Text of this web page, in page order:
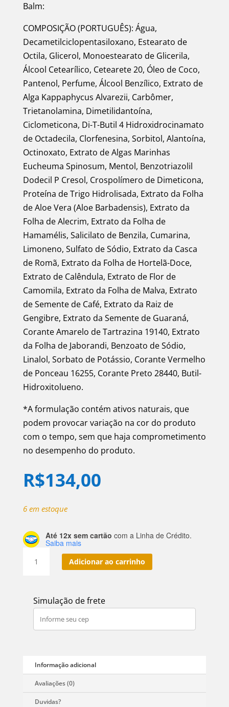
Balm:
COMPOSIÇÃO (PORTUGUÊS): Água,
Decametilciclopentasiloxano, Estearato de
Octila, Glicerol, Monoestearato de Glicerila,
Álcool Cetearílico, Cetearete 20, Óleo de Coco,
Pantenol, Perfume, Álcool Benzílico, Extrato de
Alga Kappaphycus Alvarezii, Carbômer,
Trietanolamina, Dimetilidantoína,
Ciclometicona, Di-T-Butil 4 Hidroxidrocinamato
de Octadecila, Clorfenesina, Sorbitol, Alantoína,
Octinoxato, Extrato de Algas Marinhas
Eucheuma Spinosum, Mentol, Benzotriazolil
Dodecil P Cresol, Crospolímero de Dimeticona,
Proteína de Trigo Hidrolisada, Extrato da Folha
de Aloe Vera (Aloe Barbadensis), Extrato da
Folha de Alecrim, Extrato da Folha de
Hamamélis, Salicilato de Benzila, Cumarina,
Limoneno, Sulfato de Sódio, Extrato da Casca
de Romã, Extrato da Folha de Hortelã-Doce,
Extrato de Calêndula, Extrato de Flor de
Camomila, Extrato da Folha de Malva, Extrato
de Semente de Café, Extrato da Raiz de
Gengibre, Extrato da Semente de Guaraná,
Corante Amarelo de Tartrazina 19140, Extrato
da Folha de Jaborandi, Benzoato de Sódio,
Linalol, Sorbato de Potássio, Corante Vermelho
de Ponceau 16255, Corante Preto 28440, Butil-
Hidroxitolueno.
*A formulação contém ativos naturais, que
podem provocar variação na cor do produto
com o tempo, sem que haja comprometimento
no desempenho do produto.
R$134,00
6 em estoque
Até 12x sem cartão com a Linha de Crédito.
Saiba mais
Wood
Balm
Wood
-
Adicionar ao carrinho
Simulação de frete